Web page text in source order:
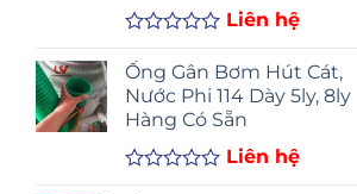
xếp
hạng
0
5
Liên hệ
Ống Gân Bơm Hút Cát,
Nước Phi 114 Dày 5ly, 8ly
Hàng Có Sẵn
Liên hệ